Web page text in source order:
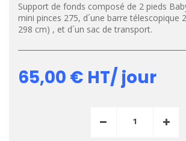
Support de fonds composé de 2 pieds
mini pinces 275, d´une barre télescopique
298 cm) , et d´un sac de transport.
65,00 € HT/ jour